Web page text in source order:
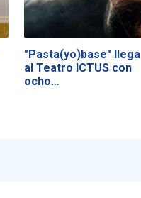
"Pasta(yo)base" llega
al Teatro ICTUS con
ocho…